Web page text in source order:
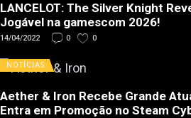
LANCELOT: The Silver Knight
Jogável na gamescom 2026!
14/04/2022 0 0
NOTÍCIAS
Aether & Iron Recebe Grande
Entra em Promoção no Steam